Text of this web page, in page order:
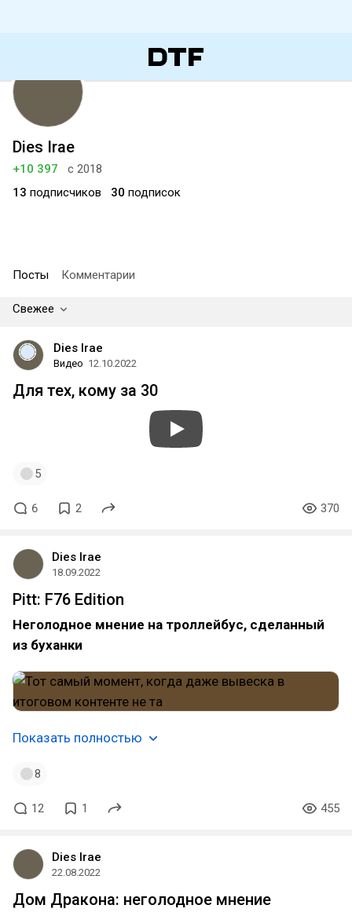
Dies Irae
+10 397
с 2018
13 подписчиков 30 подписок
Посты Комментарии
Свежее
Dies Irae
Видео 12.10.2022
Для тех, кому за 30
5
6 2 370
Dies Irae
18.09.2022
Pitt: F76 Edition
Неголодное мнение на троллейбус, сделанный
из буханки
Показать полностью
8
12 1 455
Dies Irae
22.08.2022
Дом Дракона: неголодное мнение